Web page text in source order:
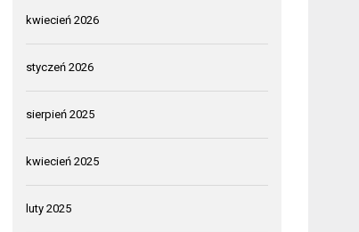
kwiecień 2026
styczeń 2026
sierpień 2025
kwiecień 2025
luty 2025